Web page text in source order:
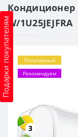
Подарки покупателям
Кондиционер
W/1U25JEJFRA
Популярный
Рекомендуем
3